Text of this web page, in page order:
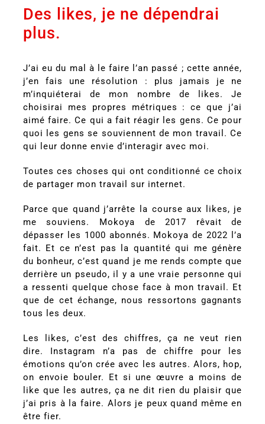
Des likes, je ne dépendrai
plus.
J’ai eu du mal à le faire l’an passé ; cette année,
j’en fais une résolution : plus jamais je ne
m’inquiéterai de mon nombre de likes. Je
choisirai mes propres métriques : ce que j’ai
aimé faire. Ce qui a fait réagir les gens. Ce pour
quoi les gens se souviennent de mon travail. Ce
qui leur donne envie d’interagir avec moi.
Toutes ces choses qui ont conditionné ce choix
de partager mon travail sur internet.
Parce que quand j’arrête la course aux likes, je
me souviens. Mokoya de 2017 rêvait de
dépasser les 1000 abonnés. Mokoya de 2022 l’a
fait. Et ce n’est pas la quantité qui me génère
du bonheur, c’est quand je me rends compte que
derrière un pseudo, il y a une vraie personne qui
a ressenti quelque chose face à mon travail. Et
que de cet échange, nous ressortons gagnants
tous les deux.
Les likes, c’est des chiffres, ça ne veut rien
dire. Instagram n’a pas de chiffre pour les
émotions qu’on crée avec les autres. Alors, hop,
on envoie bouler. Et si une œuvre a moins de
like que les autres, ça ne dit rien du plaisir que
j’ai pris à la faire. Alors je peux quand même en
être fier.